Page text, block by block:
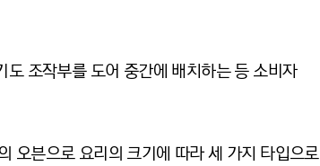
조작부를 도어 중간에 배치하는 등 소비자
오븐으로 요리의 크기에 따라 세 가지 타입으로